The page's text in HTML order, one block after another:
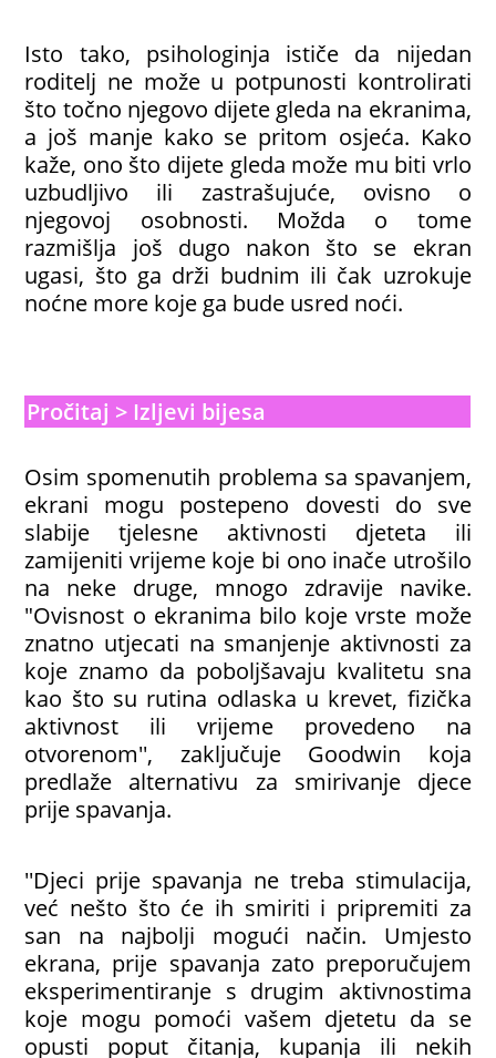
Isto tako, psihologinja ističe da nijedan
roditelj ne može u potpunosti kontrolirati
što točno njegovo dijete gleda na ekranima,
a još manje kako se pritom osjeća. Kako
kaže, ono što dijete gleda može mu biti vrlo
uzbudljivo ili zastrašujuće, ovisno o
njegovoj osobnosti. Možda o tome
razmišlja još dugo nakon što se ekran
ugasi, što ga drži budnim ili čak uzrokuje
noćne more koje ga bude usred noći.
Pročitaj > Izljevi bijesa
Osim spomenutih problema sa spavanjem,
ekrani mogu postepeno dovesti do sve
slabije tjelesne aktivnosti djeteta ili
zamijeniti vrijeme koje bi ono inače utrošilo
na neke druge, mnogo zdravije navike.
"Ovisnost o ekranima bilo koje vrste može
znatno utjecati na smanjenje aktivnosti za
koje znamo da poboljšavaju kvalitetu sna
kao što su rutina odlaska u krevet, fizička
aktivnost ili vrijeme provedeno na
otvorenom'', zaključuje Goodwin koja
predlaže alternativu za smirivanje djece
prije spavanja.
''Djeci prije spavanja ne treba stimulacija,
već nešto što će ih smiriti i pripremiti za
san na najbolji mogući način. Umjesto
ekrana, prije spavanja zato preporučujem
eksperimentiranje s drugim aktivnostima
koje mogu pomoći vašem djetetu da se
opusti poput čitanja, kupanja ili nekih